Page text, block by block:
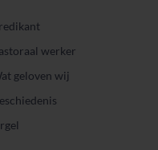
werker
geloven wij